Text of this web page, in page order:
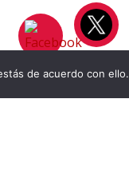
de acuerdo con ello.